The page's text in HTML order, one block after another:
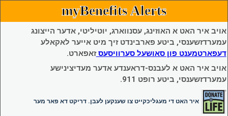
myBenefits Alerts
אויב איר האט א האוזינג, עסנווארג, יוטיליטי, אדער הייצונג
עמערדזשענסי, ביטע פארבינדט זיך מיט אייער לאקאלע
דעפארטמענט פון סאושעל סערוויסעסזאפארט.
אויב איר האט א לעבנס-דראענדע אדער מעדיצינישע
עמערדזשענסי, ביטע רופט 911.
איר האט די מעגליכקייט צו שענקען לעבן. דריקט דא פאר מער